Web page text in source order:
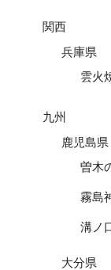
関西
兵庫県
雲火
九州
鹿児島県
曽木
霧島
溝ノ
大分県